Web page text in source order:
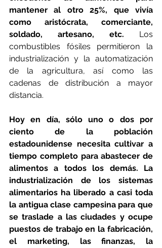
mantener al otro 25%, que vivía
como aristócrata, comerciante,
soldado, artesano, etc. Los
combustibles fósiles permitieron la
industrialización y la automatización
de la agricultura, así como las
cadenas de distribución a mayor
distancia.
Hoy en día, sólo uno o dos por
ciento de la población
estadounidense necesita cultivar a
tiempo completo para abastecer de
alimentos a todos los demás. La
industrialización de los sistemas
alimentarios ha liberado a casi toda
la antigua clase campesina para que
se traslade a las ciudades y ocupe
puestos de trabajo en la fabricación,
el marketing, las finanzas, la